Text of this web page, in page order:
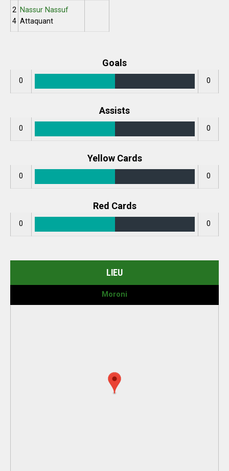
2
4
Nassur Nassuf
Attaquant
Goals
0 0
Assists
0 0
Yellow Cards
0 0
Red Cards
0 0
LIEU
Moroni